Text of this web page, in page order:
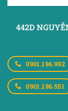
442D
0901.196.992
0901.196.551